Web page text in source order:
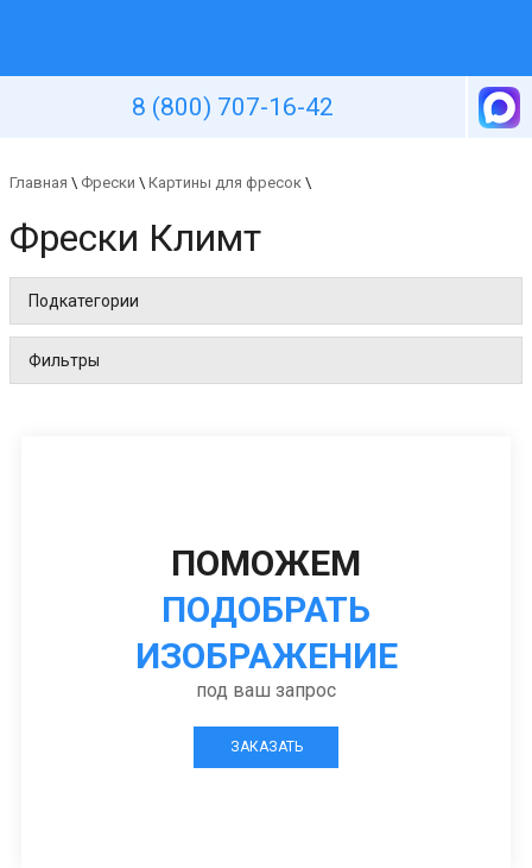
8 (800) 707-16-42
Главная \ Фрески \ Картины для фресок \
Фрески Климт
Подкатегории
Фильтры
ПОМОЖЕМ
ПОДОБРАТЬ
ИЗОБРАЖЕНИЕ
под ваш запрос
ЗАКАЗАТЬ